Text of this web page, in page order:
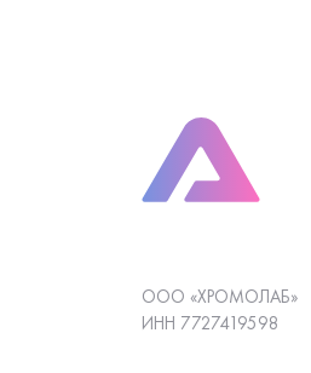
ООО «ХРОМОЛАБ»
ИНН 7727419598